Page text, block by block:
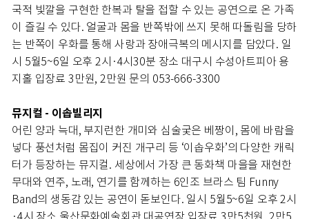
국적 빛깔을 구현한 한복과 탈을 접할 수 있는 공연으로 온 가족
이 즐길 수 있다. 얼굴과 몸을 반쪽밖에 쓰지 못해 따돌림을 당하
는 반쪽이 우화를 통해 사랑과 장애극복의 메시지를 담았다. 일
시 5월5~6일 오후 2시·4시30분 장소 대구시 수성아트피아 용
지홀 입장료 3만원, 2만원 문의 053-666-3300
뮤지컬 - 이솝빌리지
어린 양과 늑대, 부지런한 개미와 심술궂은 베짱이, 몸에 바람을
넣다 풍선처럼 몸집이 커진 개구리 등 ‘이솝우화’의 다양한 캐릭
터가 등장하는 뮤지컬. 세상에서 가장 큰 동화책 마을을 재현한
무대와 연주, 노래, 연기를 함께하는 6인조 브라스 팀 Funny
Band의 생동감 있는 공연이 돋보인다. 일시 5월5~6일 오후 2시
·4시 장소 울산문화예술회관 대공연장 입장료 3만5천원, 2만5